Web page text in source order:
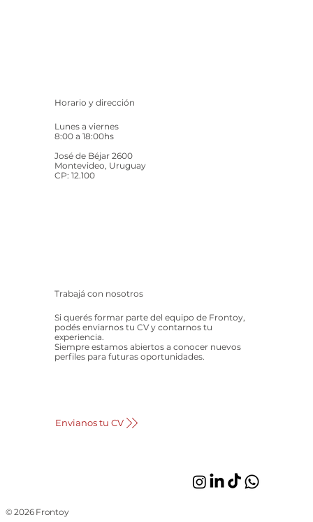
© 2026 Frontoy
Horario y dirección
Lunes a viernes
8:00 a 18:00hs
José de Béjar 2600
Montevideo, Uruguay
CP: 12.100
Trabajá con nosotros
Si querés formar parte del equipo de Frontoy,
podés enviarnos tu CV y contarnos tu
experiencia.
Siempre estamos abiertos a conocer nuevos
perfiles para futuras oportunidades.
Envianos tu CV